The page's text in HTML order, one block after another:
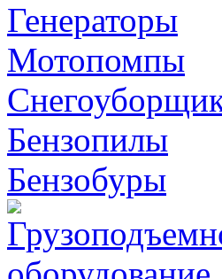
Генераторы
Мотопомпы
Бензопилы
Бензобуры